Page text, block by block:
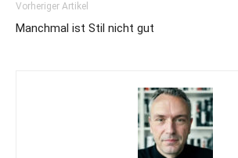
Vorheriger Artikel
Manchmal ist Stil nicht gut